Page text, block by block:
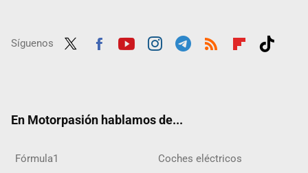
Síguenos
En Motorpasión hablamos de...
Fórmula1 Coches eléctricos